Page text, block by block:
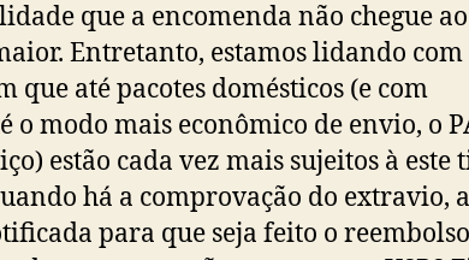
que a encomenda não chegue
Entretanto, estamos lidando com
que até pacotes domésticos (e com
o modo mais econômico de envio, o
estão cada vez mais sujeitos à este
há a comprovação do extravio, a
para que seja feito o